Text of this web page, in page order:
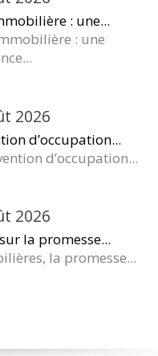
: une...
: une
2026
d’occupation...
d’occupation...
2026
la promesse...
la promesse...